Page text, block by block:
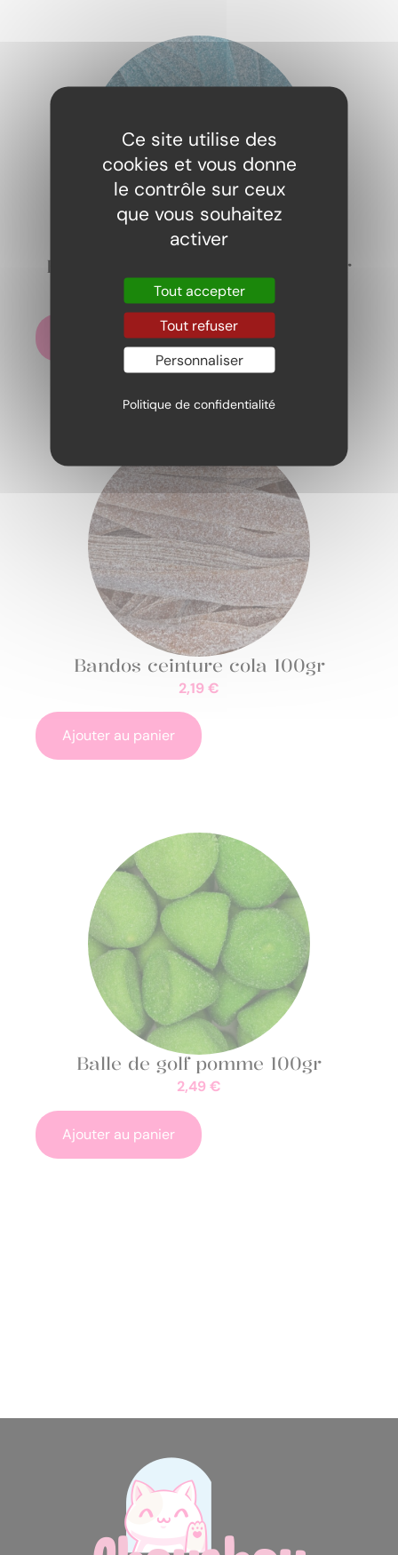
Bandos ceinture framboise 100gr
2,19€
Ajouter au panier
Bandos ceinture cola 100gr
2,19 €
Ajouter au panier
Balle de golf pomme 100gr
2,49 €
Ajouter au panier
Ce site utilise des
cookies et vous donne
le contrôle sur ceux
que vous souhaitez
activer
Tout accepter
Tout refuser
Personnaliser
Politique de confidentialité